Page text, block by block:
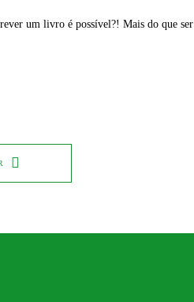
um livro é possível?! Mais do que ser